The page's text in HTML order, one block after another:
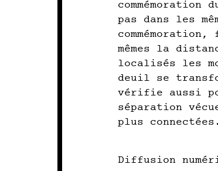
pas dans les
mêmes la
localisés les
deuil se
vérifie aussi
séparation
plus connectées.
Diffusion